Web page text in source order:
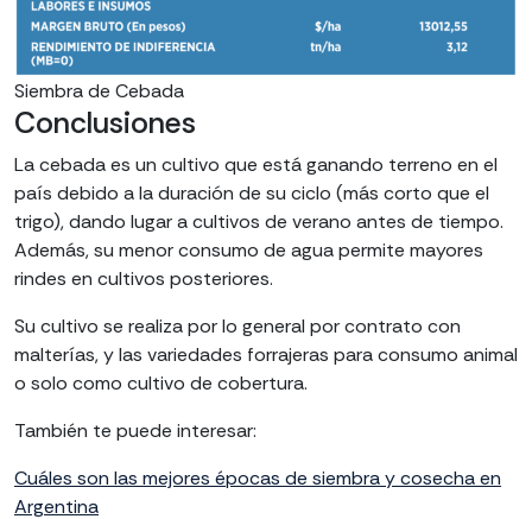
Siembra de Cebada
Conclusiones
La cebada es un cultivo que está ganando terreno en el
país debido a la duración de su ciclo (más corto que el
trigo), dando lugar a cultivos de verano antes de tiempo.
Además, su menor consumo de agua permite mayores
rindes en cultivos posteriores.
Su cultivo se realiza por lo general por contrato con
malterías, y las variedades forrajeras para consumo animal
o solo como cultivo de cobertura.
También te puede interesar:
Cuáles son las mejores épocas de siembra y cosecha en
Argentina